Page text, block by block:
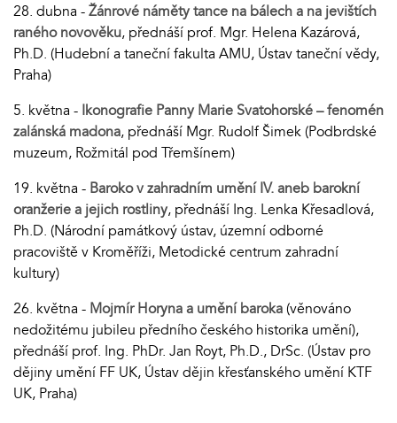
28. dubna -Žánrové náměty tance na bálech a na jevištích
raného novověku, přednáší prof. Mgr. Helena Kazárová,
Ph.D. (Hudební a taneční fakulta AMU, Ústav taneční vědy,
Praha)
5. května - Ikonografie Panny Marie Svatohorské – fenomén
zalánská madona, přednáší Mgr. Rudolf Šimek (Podbrdské
muzeum, Rožmitál pod Třemšínem)
19. května - Baroko v zahradním umění IV. aneb barokní
oranžerie a jejich rostliny, přednáší Ing. Lenka Křesadlová,
Ph.D. (Národní památkový ústav, územní odborné
pracoviště v Kroměříži, Metodické centrum zahradní
kultury)
26. května - Mojmír Horyna a umění baroka(věnováno
nedožitému jubileu předního českého historika umění),
přednáší prof. Ing. PhDr. Jan Royt, Ph.D., DrSc. (Ústav pro
dějiny umění FF UK, Ústav dějin křesťanského umění KTF
UK, Praha)